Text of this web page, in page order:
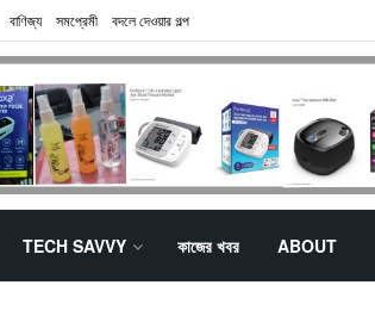
বাণিজ্য সমপ্রেমী বদলে দেওয়ার গল্প
TECH SAVVY কাজের খবর ABOUT